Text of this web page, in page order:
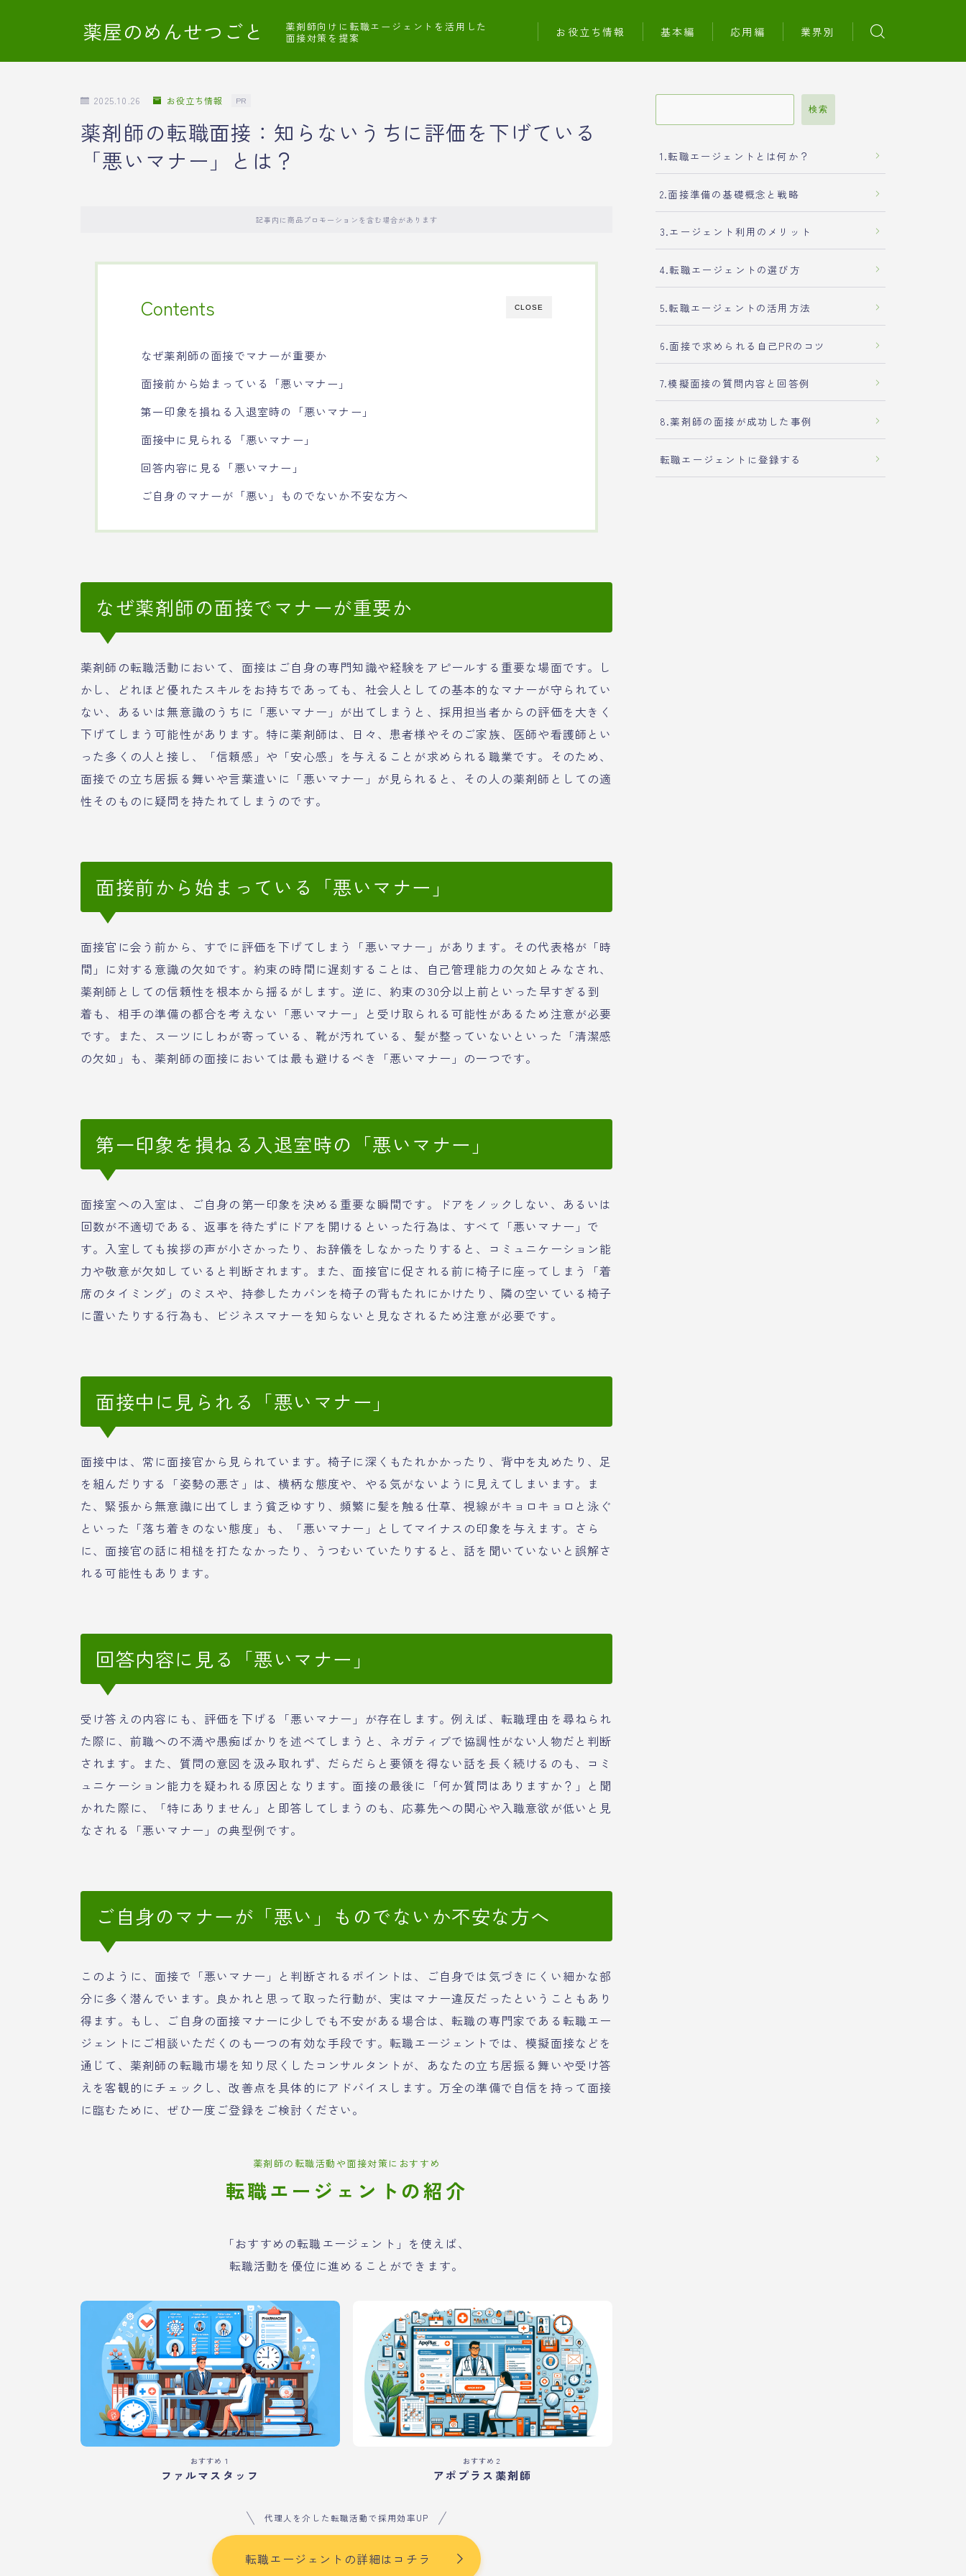
薬屋のめんせつごと
薬剤師向けに転職エージェントを活用した
面接対策を提案
お役立ち情報 基本編 応用編 業界別
2025.10.26 お役立ち情報 PR
薬剤師の転職面接：知らないうちに評価を下げている
「悪いマナー」とは？
記事内に商品プロモーションを含む場合があります
CLOSE
Contents
なぜ薬剤師の面接でマナーが重要か
面接前から始まっている「悪いマナー」
第一印象を損ねる入退室時の「悪いマナー」
面接中に見られる「悪いマナー」
回答内容に見る「悪いマナー」
ご自身のマナーが「悪い」ものでないか不安な方へ
なぜ薬剤師の面接でマナーが重要か
薬剤師の転職活動において、面接はご自身の専門知識や経験をアピールする重要な場面です。し
かし、どれほど優れたスキルをお持ちであっても、社会人としての基本的なマナーが守られてい
ない、あるいは無意識のうちに「悪いマナー」が出てしまうと、採用担当者からの評価を大きく
下げてしまう可能性があります。特に薬剤師は、日々、患者様やそのご家族、医師や看護師とい
った多くの人と接し、「信頼感」や「安心感」を与えることが求められる職業です。そのため、
面接での立ち居振る舞いや言葉遣いに「悪いマナー」が見られると、その人の薬剤師としての適
性そのものに疑問を持たれてしまうのです。
面接前から始まっている「悪いマナー」
面接官に会う前から、すでに評価を下げてしまう「悪いマナー」があります。その代表格が「時
間」に対する意識の欠如です。約束の時間に遅刻することは、自己管理能力の欠如とみなされ、
薬剤師としての信頼性を根本から揺るがします。逆に、約束の30分以上前といった早すぎる到
着も、相手の準備の都合を考えない「悪いマナー」と受け取られる可能性があるため注意が必要
です。また、スーツにしわが寄っている、靴が汚れている、髪が整っていないといった「清潔感
の欠如」も、薬剤師の面接においては最も避けるべき「悪いマナー」の一つです。
第一印象を損ねる入退室時の「悪いマナー」
面接室への入室は、ご自身の第一印象を決める重要な瞬間です。ドアをノックしない、あるいは
回数が不適切である、返事を待たずにドアを開けるといった行為は、すべて「悪いマナー」で
す。入室しても挨拶の声が小さかったり、お辞儀をしなかったりすると、コミュニケーション能
力や敬意が欠如していると判断されます。また、面接官に促される前に椅子に座ってしまう「着
席のタイミング」のミスや、持参したカバンを椅子の背もたれにかけたり、隣の空いている椅子
に置いたりする行為も、ビジネスマナーを知らないと見なされるため注意が必要です。
面接中に見られる「悪いマナー」
面接中は、常に面接官から見られています。椅子に深くもたれかかったり、背中を丸めたり、足
を組んだりする「姿勢の悪さ」は、横柄な態度や、やる気がないように見えてしまいます。ま
た、緊張から無意識に出てしまう貧乏ゆすり、頻繁に髪を触る仕草、視線がキョロキョロと泳ぐ
といった「落ち着きのない態度」も、「悪いマナー」としてマイナスの印象を与えます。さら
に、面接官の話に相槌を打たなかったり、うつむいていたりすると、話を聞いていないと誤解さ
れる可能性もあります。
回答内容に見る「悪いマナー」
受け答えの内容にも、評価を下げる「悪いマナー」が存在します。例えば、転職理由を尋ねられ
た際に、前職への不満や愚痴ばかりを述べてしまうと、ネガティブで協調性がない人物だと判断
されます。また、質問の意図を汲み取れず、だらだらと要領を得ない話を長く続けるのも、コミ
ュニケーション能力を疑われる原因となります。面接の最後に「何か質問はありますか？」と聞
かれた際に、「特にありません」と即答してしまうのも、応募先への関心や入職意欲が低いと見
なされる「悪いマナー」の典型例です。
ご自身のマナーが「悪い」ものでないか不安な方へ
このように、面接で「悪いマナー」と判断されるポイントは、ご自身では気づきにくい細かな部
分に多く潜んでいます。良かれと思って取った行動が、実はマナー違反だったということもあり
得ます。もし、ご自身の面接マナーに少しでも不安がある場合は、転職の専門家である転職エー
ジェントにご相談いただくのも一つの有効な手段です。転職エージェントでは、模擬面接などを
通じて、薬剤師の転職市場を知り尽くしたコンサルタントが、あなたの立ち居振る舞いや受け答
えを客観的にチェックし、改善点を具体的にアドバイスします。万全の準備で自信を持って面接
に臨むために、ぜひ一度ご登録をご検討ください。
薬剤師の転職活動や面接対策におすすめ
転職エージェントの紹介
「おすすめの転職エージェント」を使えば、
転職活動を優位に進めることができます。
おすすめ１
ファルマスタッフ
おすすめ２
アポプラス薬剤師
代理人を介した転職活動で採用効率UP
転職エージェントの詳細はコチラ
検索
1.転職エージェントとは何か？
2.面接準備の基礎概念と戦略
3.エージェント利用のメリット
4.転職エージェントの選び方
5.転職エージェントの活用方法
6.面接で求められる自己PRのコツ
7.模擬面接の質問内容と回答例
8.薬剤師の面接が成功した事例
転職エージェントに登録する